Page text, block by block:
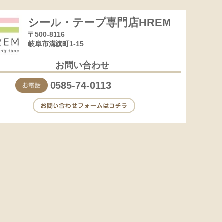
シール・テープ専門店HREM
〒500-8116
岐阜市溝旗町1-15
お問い合わせ
0585-74-0113